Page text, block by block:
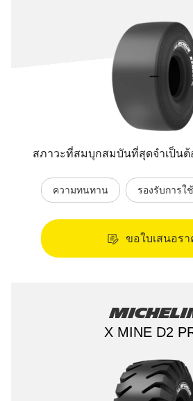
สภาวะที่สมบุกสมบันที่สุดจำเป็น
ความทนทาน รองรับการใ
ขอใบเสนอร
X MINE D2